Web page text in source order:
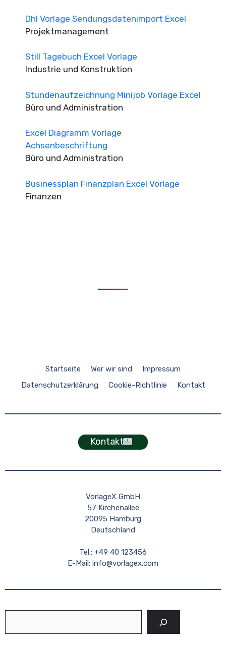
Dhl Vorlage Sendungsdatenimport Excel
Projektmanagement
Still Tagebuch Excel Vorlage
Industrie und Konstruktion
Stundenaufzeichnung Minijob Vorlage Excel
Büro und Administration
Excel Diagramm Vorlage
Achsenbeschriftung
Büro und Administration
Businessplan Finanzplan Excel Vorlage
Finanzen
Startseite Wer wir sind
Impressum
Datenschutzerklärung
Cookie-Richtlinie Kontakt
Kontakt
VorlageX GmbH
57 Kirchenallee
20095 Hamburg
Deutschland
Tel.: +49 40 123456
E-Mail: info@vorlagex.com